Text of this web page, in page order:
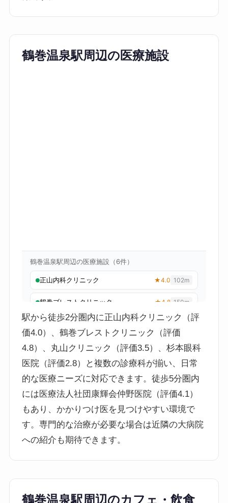
鶴巻温泉駅周辺の医療施設
駅から徒歩2分圏内に正山内科クリニック（評
価4.0）、鶴巻ブレストクリニック（評価
4.8）、丸山クリニック（評価3.5）、杉本眼科
医院（評価2.8）と複数の診療科が揃い、日常
的な医療ニーズに対応できます。徒歩5分圏内
には医療法人社団康輝会仲野医院（評価4.1）
もあり、かかりつけ医を見つけやすい環境で
す。専門的な治療が必要な場合は近隣の大病院
への紹介も期待できます。
鶴巻温泉駅周辺のカフェ・飲食